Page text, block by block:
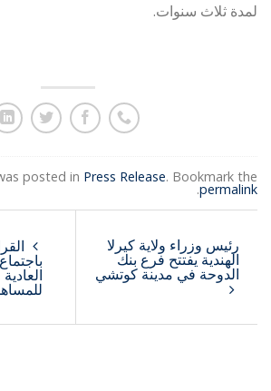
لمدة ثلاث سنوات.
posted in Press Release. Bookmark the
permalink
.
رئيس وزراء ولاية كيرلا
الهندية يفتتح فرع بنك
الدوحة في مدينة كوتشي